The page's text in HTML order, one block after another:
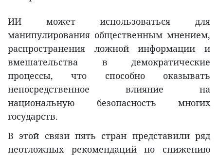
ИИ может использоваться для
манипулирования общественным мнением,
распространения ложной информации и
вмешательства в демократические
процессы, что способно оказывать
непосредственное влияние на
национальную безопасность многих
государств.
В этой связи пять стран представили ряд
неотложных рекомендаций по снижению